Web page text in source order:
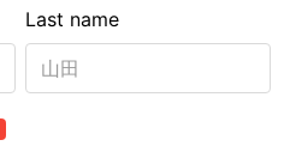
Last name